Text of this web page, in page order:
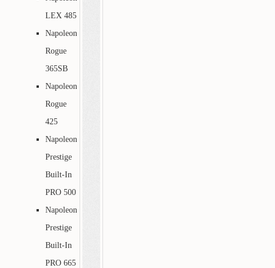
LEX 485
Napoleon
Rogue
365SB
Napoleon
Rogue
425
Napoleon
Prestige
Built-In
PRO 500
Napoleon
Prestige
Built-In
PRO 665